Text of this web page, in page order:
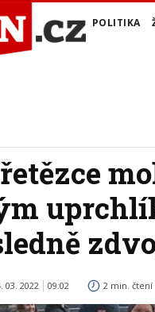
POLITIKA
03. 2022 09:02 2 min. čtení